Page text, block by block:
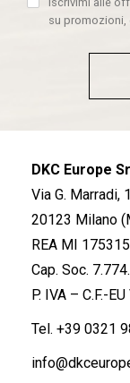
su promozioni,
DKC Europe
Via G. Marradi, 1
20123 Milano
REA MI
Cap. Soc.
P. IVA – C.F.-
Tel. +39 0321